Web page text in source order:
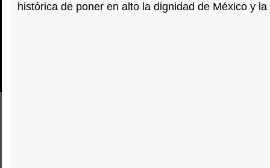
histórica de poner en alto la dignidad de México y